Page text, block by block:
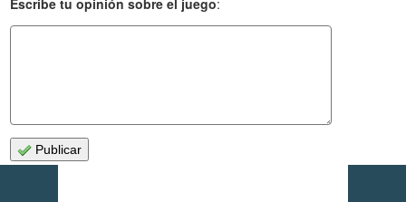
Publicar